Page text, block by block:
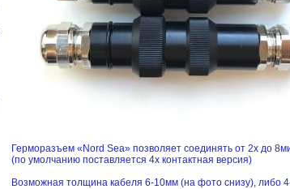
Герморазъем «Nord Sea» позволяет соединять от 2х до
(по умолчанию поставляется 4х контактная версия)
Возможная толщина кабеля 6-10мм (на фото снизу), либо